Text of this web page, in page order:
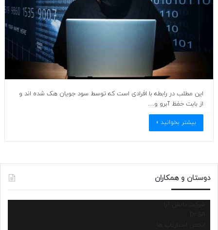
این مطلب در رابطه با افرادی است که توسط سود جویان هک شده اند و
از بابت حفظ آبرو و…
بیشتر بخوانید »
دوستان و همکاران
شرکت دانش آرا
انجمن استارتاپ ها